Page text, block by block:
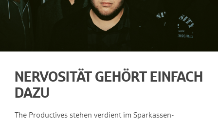
NERVOSITÄT GEHÖRT EINFACH
DAZU
The Productives stehen verdient im Sparkassen-